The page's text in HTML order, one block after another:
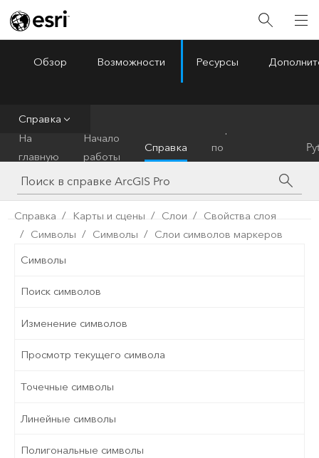
ArcGIS Pro
Обзор Возможности Ресурсы
Справка
На
главную
Начало
работы
Справка
по
инструментам
Справка Карты и сцены Слои
Свойства слоя
Символы
Символы
Слои символов маркеров
Символы
Поиск символов
Изменение символов
Просмотр текущего символа
Точечные символы
Линейные символы
Полигональные символы